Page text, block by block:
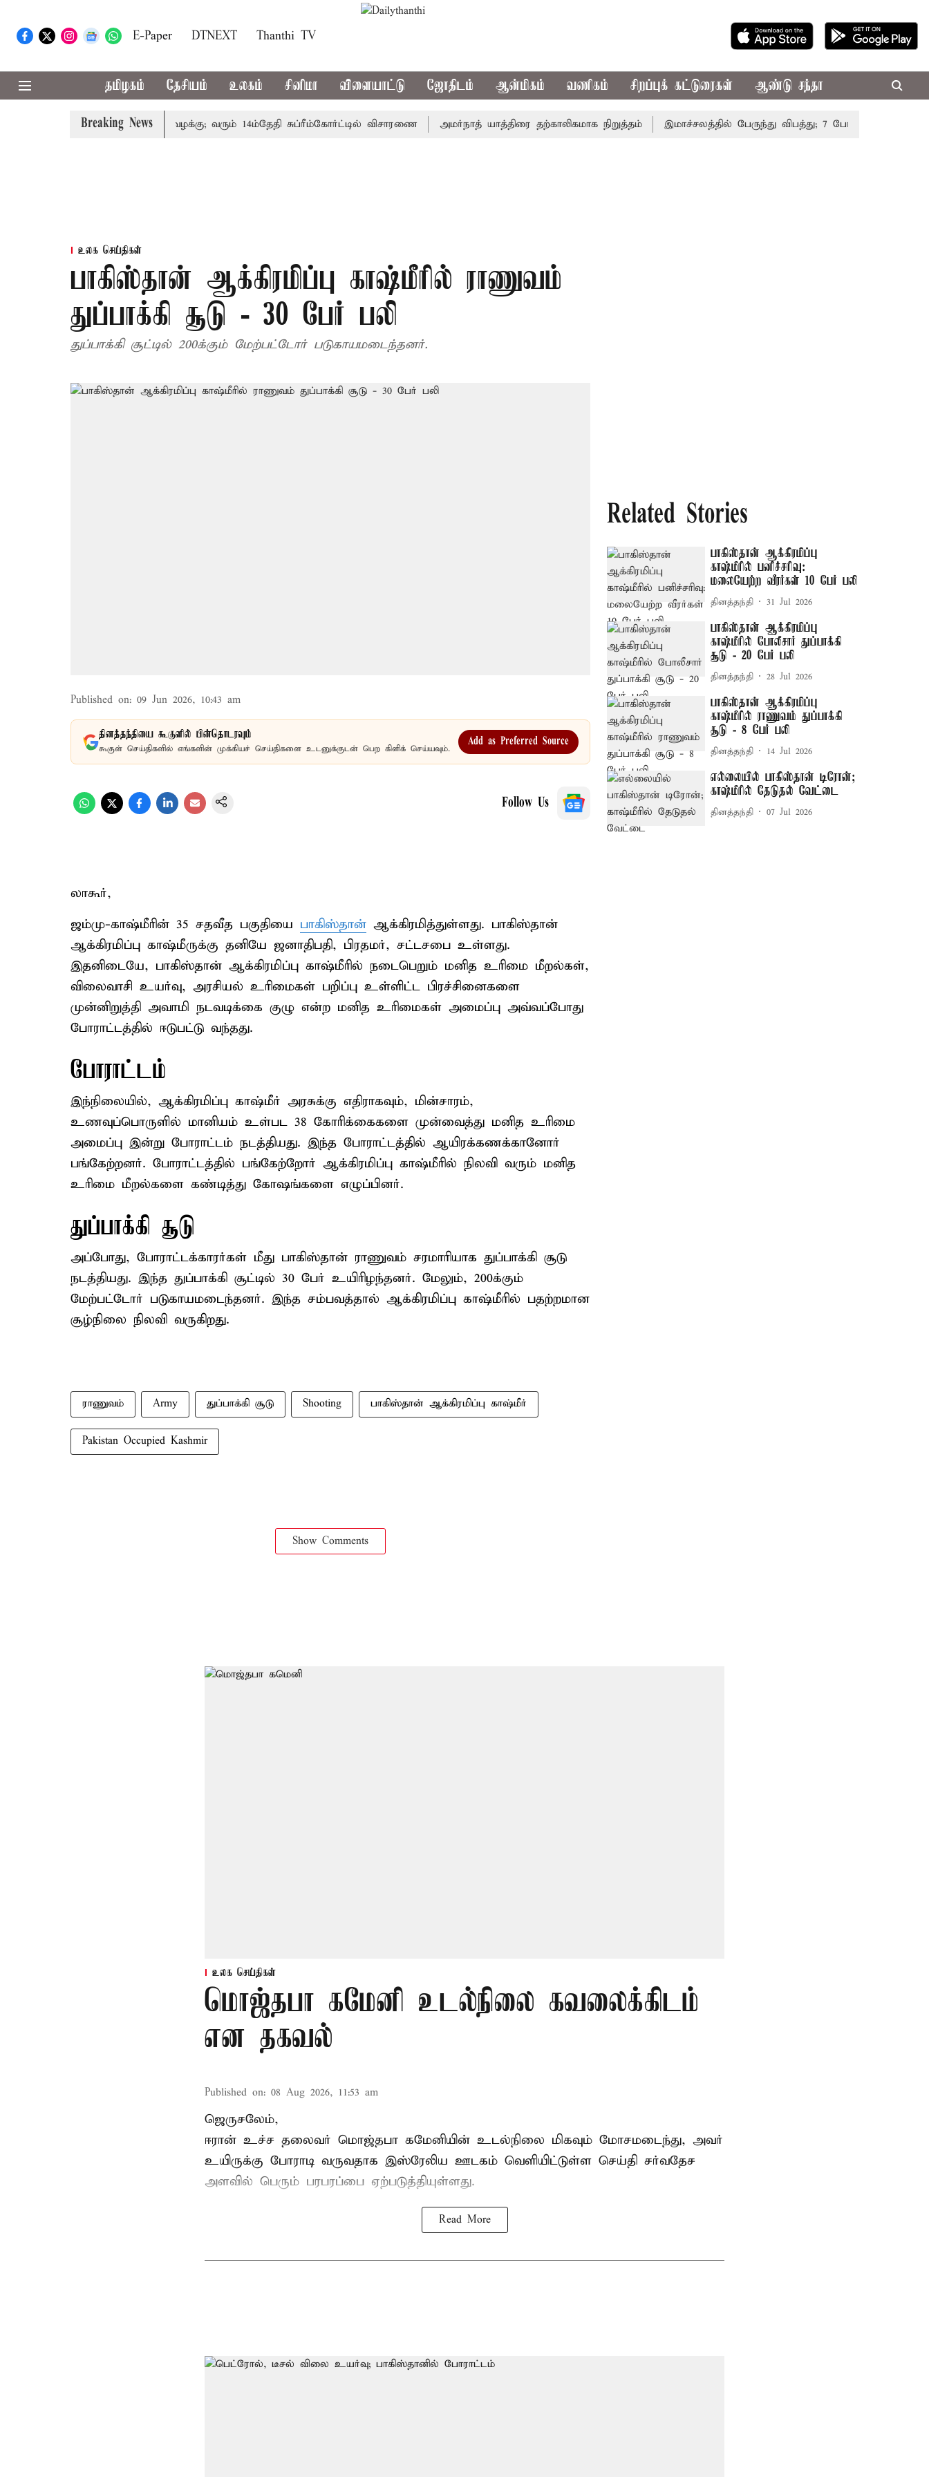
E-Paper DTNEXT Thanthi TV
தமிழகம் தேசியம் உலகம் சினிமா விளையாட்டு ஜோதிடம் ஆன்மிகம் வணிகம் சிறப்புக் கட்டுரைகள் ஆண்டு சந்தா
Breaking News
அரசுப்பணி வழக்கு; வரும் 14ம்தேதி சுப்ரீம்கோர்ட்டில் விசாரணை அமர்நாத் யாத்திரை தற்காலிகமாக நிறுத்தம் இமாச்சலத்தில் பேருந்து விபத்து; 7 பேர் பலி - பிரதமர்
உலக செய்திகள்
பாகிஸ்தான் ஆக்கிரமிப்பு காஷ்மீரில் ராணுவம்
துப்பாக்கி சூடு - 30 பேர் பலி
துப்பாக்கி சூட்டில் 200க்கும் மேற்பட்டோர் படுகாயமடைந்தனர்.
Published on: 09 Jun 2026, 10:43 am
தினத்தந்தியை கூகுளில் பின்தொடரவும்
கூகுள் செய்திகளில் எங்களின் முக்கியச் செய்திகளை உடனுக்குடன் பெற கிளிக் செய்யவும்.
Add as Preferred Source
Follow Us
லாகூர்,
ஜம்மு-காஷ்மீரின் 35 சதவீத பகுதியை பாகிஸ்தான் ஆக்கிரமித்துள்ளது. பாகிஸ்தான்
ஆக்கிரமிப்பு காஷ்மீருக்கு தனியே ஜனாதிபதி, பிரதமர், சட்டசபை உள்ளது.
இதனிடையே, பாகிஸ்தான் ஆக்கிரமிப்பு காஷ்மீரில் நடைபெறும் மனித உரிமை மீறல்கள்,
விலைவாசி உயர்வு, அரசியல் உரிமைகள் பறிப்பு உள்ளிட்ட பிரச்சினைகளை
முன்னிறுத்தி அவாமி நடவடிக்கை குழு என்ற மனித உரிமைகள் அமைப்பு அவ்வப்போது
போராட்டத்தில் ஈடுபட்டு வந்தது.
போராட்டம்
இந்நிலையில், ஆக்கிரமிப்பு காஷ்மீர் அரசுக்கு எதிராகவும், மின்சாரம்,
உணவுப்பொருளில் மானியம் உள்பட 38 கோரிக்கைகளை முன்வைத்து மனித உரிமை
அமைப்பு இன்று போராட்டம் நடத்தியது. இந்த போராட்டத்தில் ஆயிரக்கணக்கானோர்
பங்கேற்றனர். போராட்டத்தில் பங்கேற்றோர் ஆக்கிரமிப்பு காஷ்மீரில் நிலவி வரும் மனித
உரிமை மீறல்களை கண்டித்து கோஷங்களை எழுப்பினர்.
துப்பாக்கி சூடு
அப்போது, போராட்டக்காரர்கள் மீது பாகிஸ்தான் ராணுவம் சரமாரியாக துப்பாக்கி சூடு
நடத்தியது. இந்த துப்பாக்கி சூட்டில் 30 பேர் உயிரிழந்தனர். மேலும், 200க்கும்
மேற்பட்டோர் படுகாயமடைந்தனர். இந்த சம்பவத்தால் ஆக்கிரமிப்பு காஷ்மீரில் பதற்றமான
சூழ்நிலை நிலவி வருகிறது.
ராணுவம் Army துப்பாக்கி சூடு Shooting பாகிஸ்தான் ஆக்கிரமிப்பு காஷ்மீர்
Pakistan Occupied Kashmir
Show Comments
Related Stories
பாகிஸ்தான் ஆக்கிரமிப்பு
காஷ்மீரில் பனிச்சரிவு:
மலையேற்ற வீரர்கள் 10 பேர் பலி
தினத்தந்தி 31 Jul 2026
பாகிஸ்தான் ஆக்கிரமிப்பு
காஷ்மீரில் போலீசார் துப்பாக்கி
சூடு - 20 பேர் பலி
தினத்தந்தி 28 Jul 2026
பாகிஸ்தான் ஆக்கிரமிப்பு
காஷ்மீரில் ராணுவம் துப்பாக்கி
சூடு - 8 பேர் பலி
தினத்தந்தி 14 Jul 2026
எல்லையில் பாகிஸ்தான் டிரோன்;
காஷ்மீரில் தேடுதல் வேட்டை
தினத்தந்தி 07 Jul 2026
உலக செய்திகள்
மொஜ்தபா கமேனி உடல்நிலை கவலைக்கிடம்
என தகவல்
Published on: 08 Aug 2026, 11:53 am
ஜெருசலேம்,
ஈரான் உச்ச தலைவர் மொஜ்தபா கமேனியின் உடல்நிலை மிகவும் மோசமடைந்து, அவர்
உயிருக்கு போராடி வருவதாக இஸ்ரேலிய ஊடகம் வெளியிட்டுள்ள செய்தி சர்வதேச
அளவில் பெரும் பரபரப்பை ஏற்படுத்தியுள்ளது.
Read More